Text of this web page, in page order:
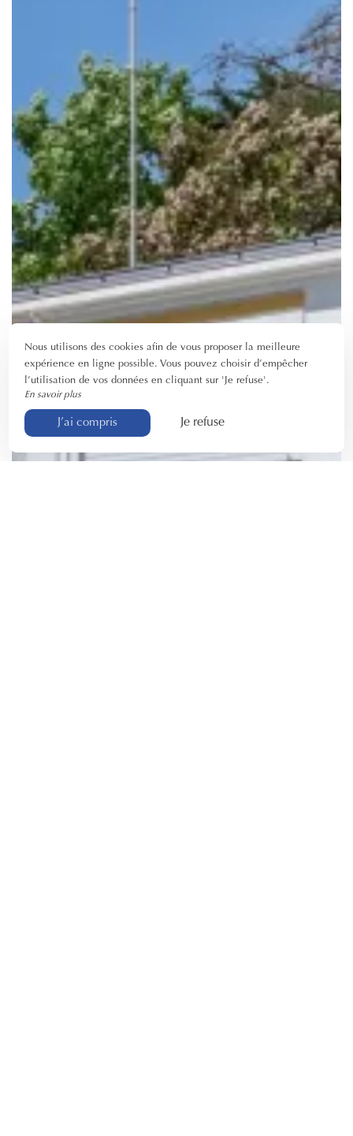
Nous utilisons des cookies afin de vous proposer la meilleure
expérience en ligne possible. Vous pouvez choisir d’empêcher
l’utilisation de vos données en cliquant sur 'Je refuse'.
En savoir plus
J’ai compris Je refuse